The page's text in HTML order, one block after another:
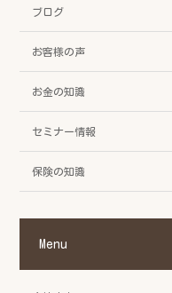
ブログ
お客様の声
お金の知識
セミナー情報
保険の知識
Menu